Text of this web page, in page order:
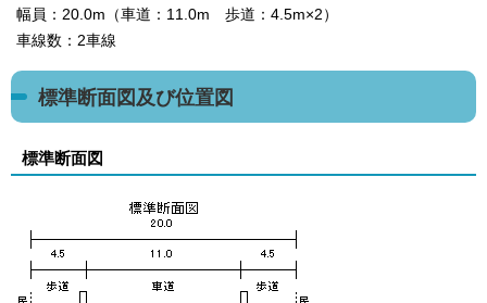
幅員：20.0m（車道：11.0m 歩道：4.5m×2）
車線数：2車線
標準断面図及び位置図
標準断面図